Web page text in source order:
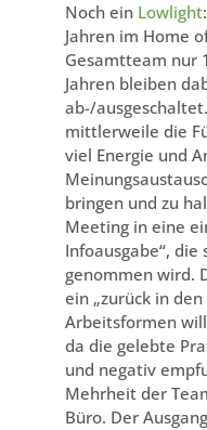
Noch ein Lowlight
Jahren im Home
Gesamtteam nur
Jahren bleiben
ab-/
mittlerweile die
viel Energie und
bringen und zu
Meeting in eine
Infoausgabe“,
genommen wird.
ein „zurück in
Arbeitsformen
da die gelebte
und negativ
Mehrheit der
Büro. Der